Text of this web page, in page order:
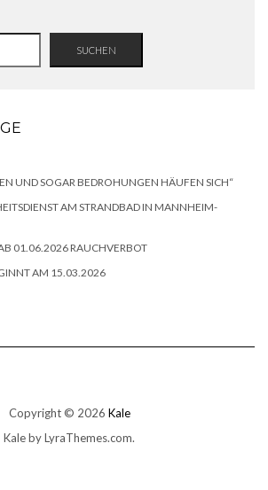
SUCHEN
UND SOGAR BEDROHUNGEN HÄUFEN SICH“
AM STRANDBAD IN MANNHEIM-
01.06.2026 RAUCHVERBOT
AM 15.03.2026
Copyright © 2026 Kale
Kaleby LyraThemes.com.